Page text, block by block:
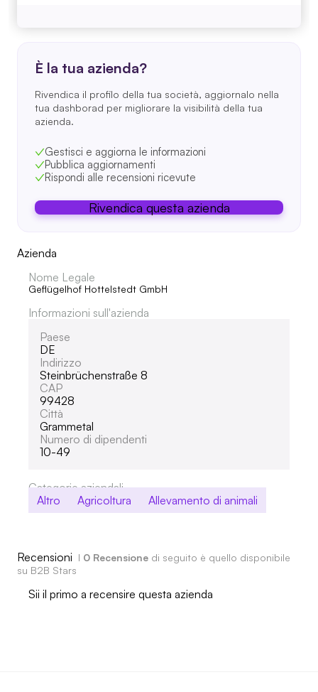
È la tua azienda?
Rivendica il profilo della tua società, aggiornalo nella
tua dashborad per migliorare la visibilità della tua
azienda.
Gestisci e aggiorna le informazioni
Pubblica aggiornamenti
Rispondi alle recensioni ricevute
Rivendica questa azienda
Azienda
Nome Legale
Geflügelhof Hottelstedt GmbH
Informazioni sull'azienda
Paese
DE
Indirizzo
Steinbrüchenstraße 8
CAP
99428
Città
Grammetal
Numero di dipendenti
10-49
Categorie aziendali
Altro
Agricoltura Allevamento di animali
Recensioni I 0 Recensione di seguito è quello disponibile
su B2B Stars
Sii il primo a recensire questa azienda